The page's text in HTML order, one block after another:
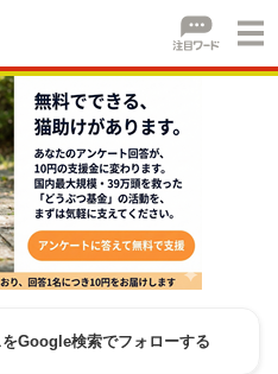
をGoogle検索でフォローする